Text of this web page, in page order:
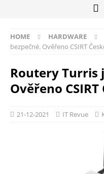
HOME HARDWARE
bezpečné. Ověřeno CSIRT
Routery Turris
Ověřeno
21-12-2021 IT Revue